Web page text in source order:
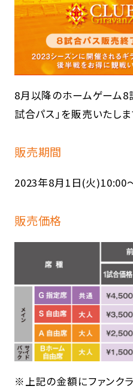
8月以降のホームゲーム8
試合パス」を販売いたしま
販売期間
2023年8月1日(火)10:00
販売価格
※上記の金額にファンク